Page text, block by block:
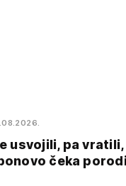
usvojili, pa vratili,
čeka